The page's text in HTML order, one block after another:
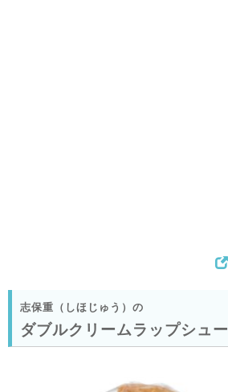
志保重（しほじゅう）の
ダブルクリームラップシュー